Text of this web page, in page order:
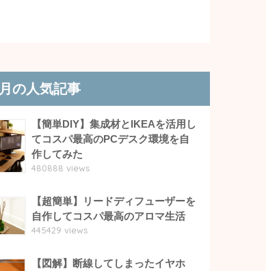
の人気記事
【簡単DIY】集成材とIKEAを活用し
てコスパ最高のPCデスク環境を自
作してみた
480888 views
【超簡単】リードディフューザーを
自作してコスパ最高のアロマ生活
445429 views
【図解】断線してしまったイヤホ